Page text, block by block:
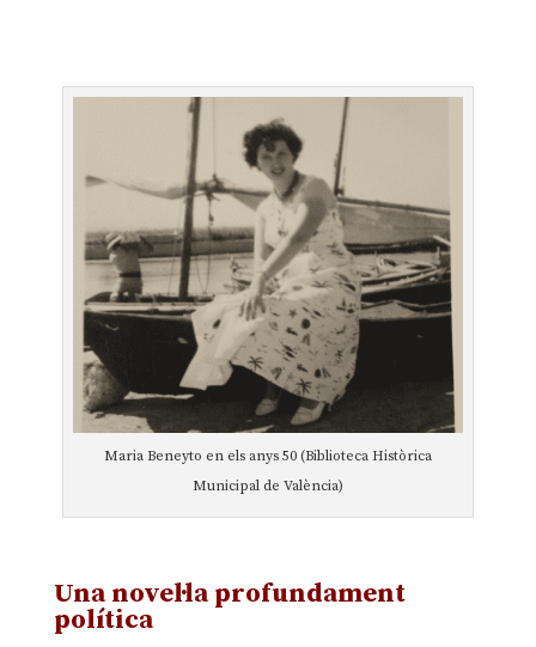
Maria Beneyto en els anys 50 (Biblioteca Històrica
Municipal de València)
Una novel·la profundament
política